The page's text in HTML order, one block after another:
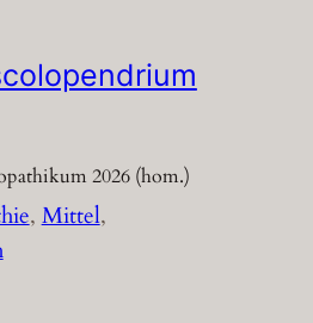
2026 (hom.)
, Mittel